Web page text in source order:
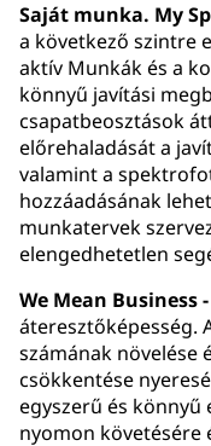
Saját munka. My
a következő szintre
aktív Munkák és a
könnyű javítási
csapatbeosztások
előrehaladását a
valamint a
hozzáadásának
munkatervek
elengedhetetlen
We Mean Business -
áteresztőképesség.
számának növelése
csökkentése
egyszerű és könnyű
nyomon követésére